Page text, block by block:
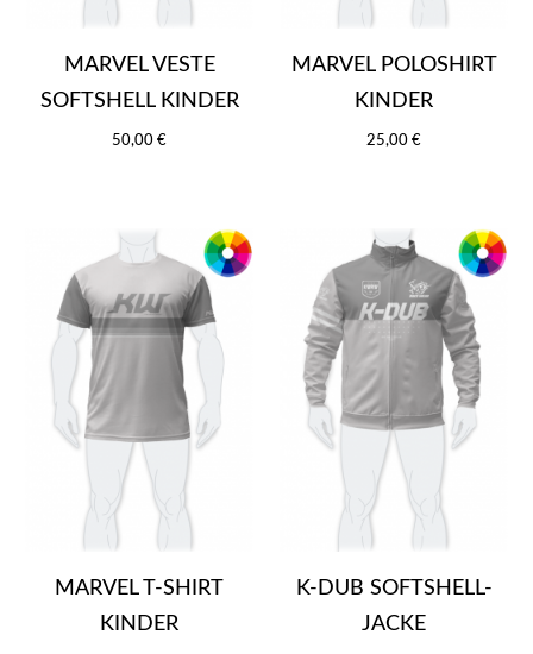
MARVEL VESTE
SOFTSHELL KINDER
50,00 €
MARVEL POLOSHIRT
KINDER
25,00 €
MARVEL T-SHIRT
KINDER
K-DUB SOFTSHELL-
JACKE